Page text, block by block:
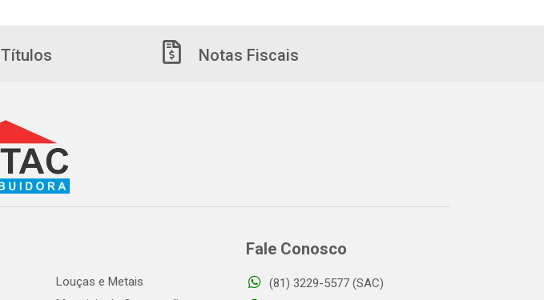
Títulos Notas Fiscais
Louças e Metais
Fale Conosco
(81) 3229-5577 (SAC)